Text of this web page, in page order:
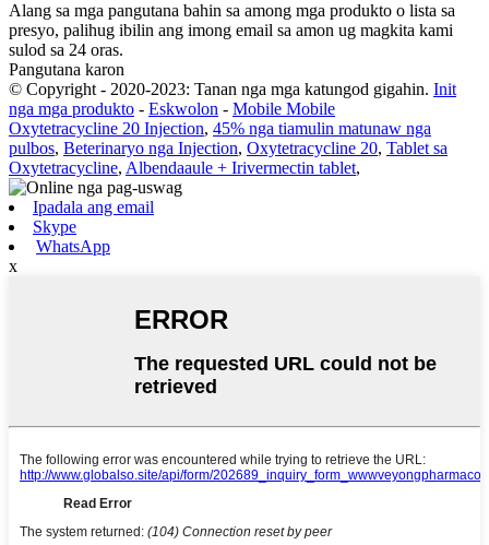
Alang sa mga pangutana bahin sa among mga produkto o lista sa
presyo, palihug ibilin ang imong email sa amon ug magkita kami
sulod sa 24 oras.
Pangutana karon
© Copyright - 2020-2023: Tanan nga mga katungod gigahin. Init
nga mga produkto - Eskwolon - Mobile Mobile
Oxytetracycline 20 Injection, 45% nga tiamulin matunaw nga
pulbos, Beterinaryo nga Injection, Oxytetracycline 20, Tablet sa
Oxytetracycline, Albendaaule + Irivermectin tablet,
Ipadala ang email
Skype
WhatsApp
x